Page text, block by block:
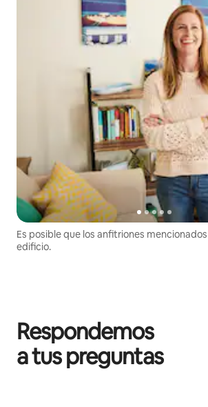
Es posible que los anfitriones
edificio.
Respondemos
a tus preguntas